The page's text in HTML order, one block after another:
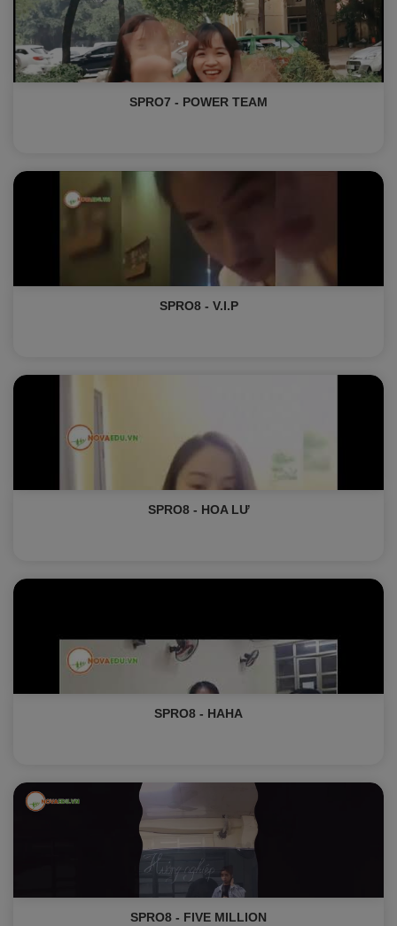
SPRO7 - POWER TEAM
SPRO8 - V.I.P
SPRO8 - HOA LƯ
SPRO8 - HAHA
SPRO8 - FIVE MILLION